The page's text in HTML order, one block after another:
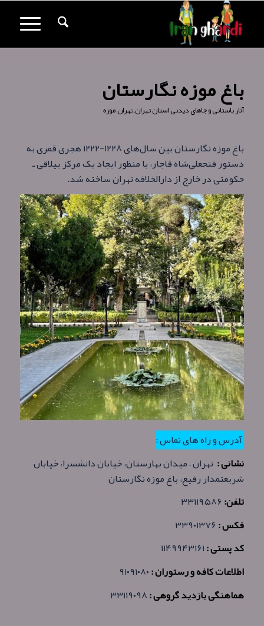
باغ موزه نگارستان
آثار باستانی و جاهای دیدنی,استان تهران,تهران,موزه
باغ موزه نگارستان بین سال‌های ۱۲۲۸-۱۲۲۲ هجری قمری به
دستور فتحعلی‌شاه قاجار، با منظور ایجاد یک مرکز ییلاقی ـ
حکومتی در خارج از دارالخلافه تهران ساخته شد.
آدرس و راه های تماس :
نشانی : تهران – میدان بهارستان، خیابان دانشسرا، خیابان
شریعتمدار رفیع، باغ موزه نگارستان
تلفن:۳۳۱۱۹۵۸۶
فکس :۳۳۹۰۱۳۷۶
کد پستی :۱۱۴۹۹۴۳۱۶۱
اطلاعات کافه و رستوران :
هماهنگی بازدید گروهی :۳۳۱۱۹۰۹۸